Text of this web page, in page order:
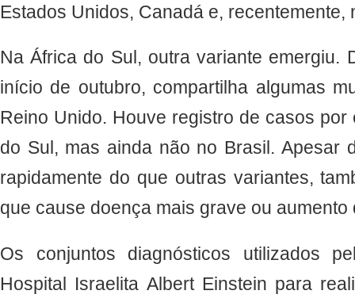
Estados Unidos, Canadá e, recentemente,
Na África do Sul, outra variante emergiu.
início de outubro, compartilha algumas
Reino Unido. Houve registro de casos
do Sul, mas ainda não no Brasil. Apesar
rapidamente do que outras variantes,
que cause doença mais grave ou aumento
Os conjuntos diagnósticos utilizados
Hospital Israelita Albert Einstein para